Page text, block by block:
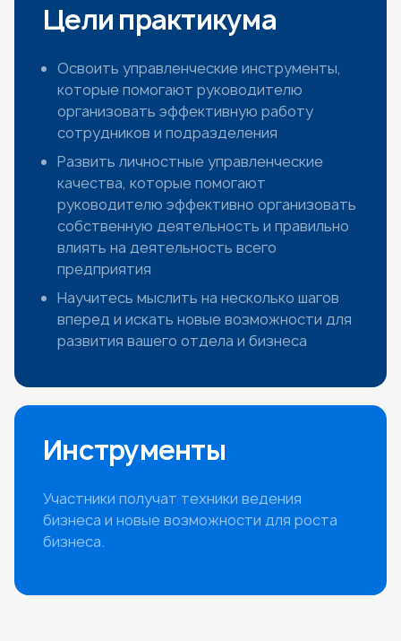
Цели практикума
Освоить управленческие инструменты,
которые помогают руководителю
организовать эффективную работу
сотрудников и подразделения
Развить личностные управленческие
качества, которые помогают
руководителю эффективно организовать
собственную деятельность и правильно
влиять на деятельность всего
предприятия
Научитесь мыслить на несколько шагов
вперед и искать новые возможности для
развития вашего отдела и бизнеса
Инструменты
Участники получат техники ведения
бизнеса и новые возможности для роста
бизнеса.